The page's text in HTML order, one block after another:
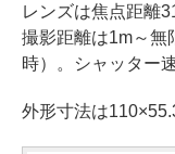
レンズは焦点距離
撮影距離は1m～無
時）。シャッター
外形寸法は